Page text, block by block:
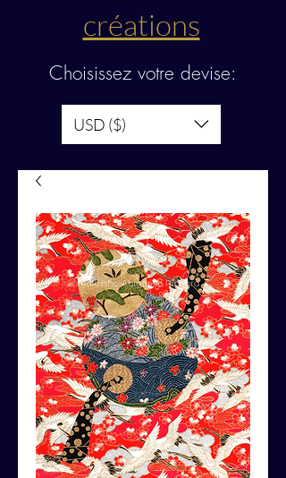
créations
Choisissez votre devise:
USD ($)